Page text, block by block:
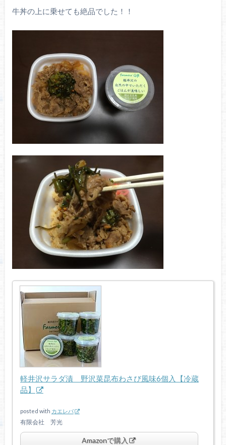
牛丼の上に乗せても絶品でした！！
軽井沢サラダ漬 野沢菜昆布わさび風味6個入【冷蔵
品】
posted with カエレバ
有限会社 芳光
Amazonで購入